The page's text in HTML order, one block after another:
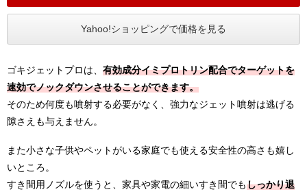
Yahoo!ショッピングで価格を見る
ゴキジェットプロは、 有効成分イミプロトリン配合でターゲットを
速効でノックダウンさせることができます。
そのため何度も噴射する必要がなく、強力なジェット噴射は逃げる
隙さえも与えません。
また小さな子供やペットがいる家庭でも使える安全性の高さも嬉し
いところ。
すき間用ノズルを使うと、家具や家電の細いすき間でもしっかり退